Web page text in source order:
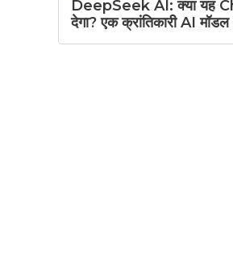
DeepSeek AI: क्या यह
देगा? एक क्रांतिकारी AI